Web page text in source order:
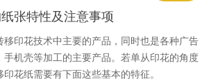
张特性及注意事项
移印花技术中主要的产品，同时也是各种广告
手机壳等加工的主要产品。若单从印花的角度
花纸需要有下面这些基本的特征。